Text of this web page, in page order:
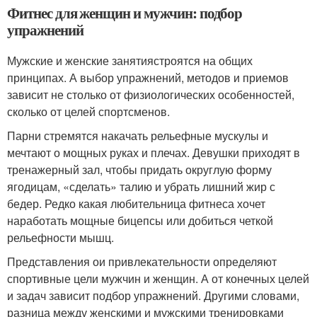
Фитнес для женщин и мужчин: подбор
упражнений
Мужские и женские занятиястроятся на общих
принципах. А выбор упражнений, методов и приемов
зависит не столько от физиологических особенностей,
сколько от целей спортсменов.
Парни стремятся накачать рельефные мускулы и
мечтают о мощных руках и плечах. Девушки приходят в
тренажерный зал, чтобы придать округлую форму
ягодицам, «сделать» талию и убрать лишний жир с
бедер. Редко какая любительница фитнеса хочет
наработать мощные бицепсы или добиться четкой
рельефности мышц.
Представления ои привлекательности определяют
спортивные цели мужчин и женщин. А от конечных целей
и задач зависит подбор упражнений. Другими словами,
разница между женскими и мужскими тренировками